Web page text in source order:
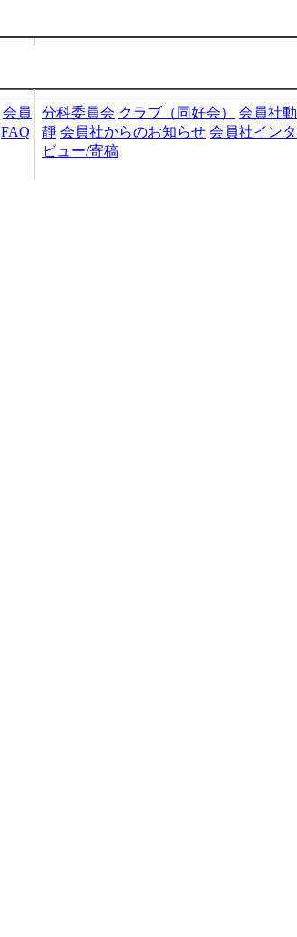
会員
FAQ
分科委員会 クラブ（同好会）
会員社動
靜 会員社からのお知らせ 会員社インタ
ビュー/寄稿